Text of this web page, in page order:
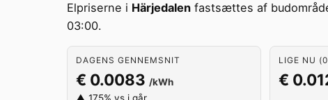
Elpriserne i Härjedalen fastsættes af
03:00.
DAGENS GENNEMSNIT
€ 0.0083 /kWh
LIGE NU
€